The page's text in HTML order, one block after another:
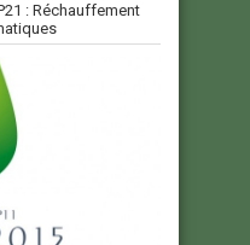
: Réchauffement